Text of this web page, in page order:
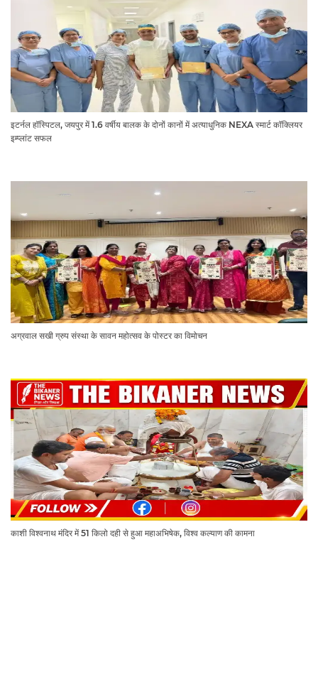
इटर्नल हॉस्पिटल, जयपुर में 1.6 वर्षीय बालक के दोनों कानों में अत्याधुनिक NEXA स्मार्ट कॉक्लियर
इम्प्लांट सफल
अग्रवाल सखी ग्रुप संस्था के सावन महोत्सव के पोस्टर का विमोचन
काशी विश्वनाथ मंदिर में 51 किलो दही से हुआ महाअभिषेक, विश्व कल्याण की कामना